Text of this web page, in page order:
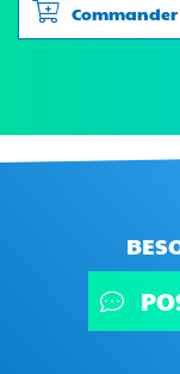
Commander